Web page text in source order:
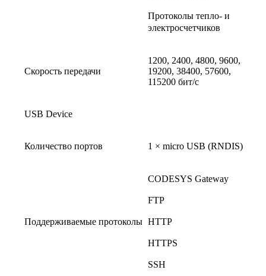
Протоколы тепло- и
электросчетчиков
Скорость передачи
1200, 2400, 4800, 9600,
19200, 38400, 57600,
115200 бит/с
USB Device
Количество портов 1 × micro USB (RNDIS)
Поддерживаемые протоколы
CODESYS Gateway
FTP
HTTP
HTTPS
SSH